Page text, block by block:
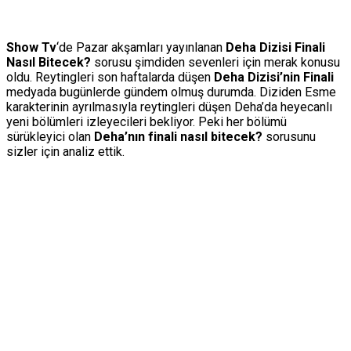
Show Tv‘de Pazar akşamları yayınlanan Deha Dizisi Finali
Nasıl Bitecek? sorusu şimdiden sevenleri için merak konusu
oldu. Reytingleri son haftalarda düşen Deha Dizisi’nin Finali
medyada bugünlerde gündem olmuş durumda. Diziden Esme
karakterinin ayrılmasıyla reytingleri düşen Deha’da heyecanlı
yeni bölümleri izleyecileri bekliyor. Peki her bölümü
sürükleyici olan Deha’nın finali nasıl bitecek? sorusunu
sizler için analiz ettik.